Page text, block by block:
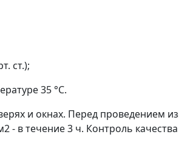
ст.);
35 °С.
и окнах. Перед проведением
2- в течение 3 ч. Контроль